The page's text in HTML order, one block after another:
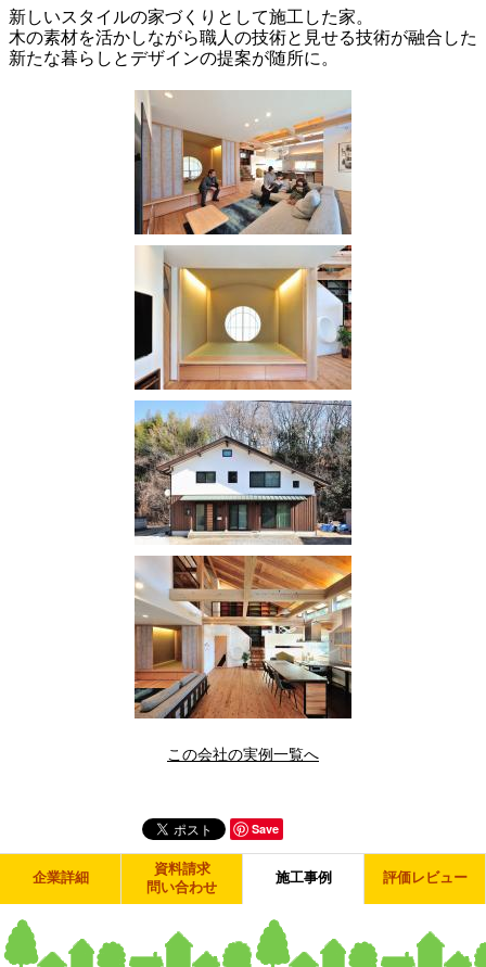
新しいスタイルの家づくりとして施工した家。
木の素材を活かしながら職人の技術と見せる技術が融合した
新たな暮らしとデザインの提案が随所に。
この会社の実例一覧へ
Save
企業詳細
資料請求
問い合わせ
施工事例 評価レビュー